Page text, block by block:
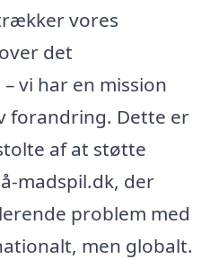
vores
det
vi har en mission
forandring. Dette er
af at støtte
madspil.dk, der
problem med
men globalt.